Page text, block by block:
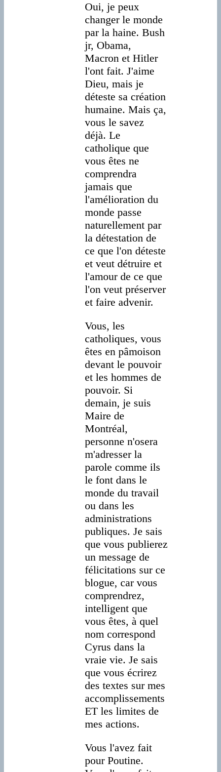
Oui, je peux
changer le monde
par la haine. Bush
jr, Obama,
Macron et Hitler
l'ont fait. J'aime
Dieu, mais je
déteste sa création
humaine. Mais ça,
vous le savez
déjà. Le
catholique que
vous êtes ne
comprendra
jamais que
l'amélioration du
monde passe
naturellement par
la détestation de
ce que l'on déteste
et veut détruire et
l'amour de ce que
l'on veut préserver
et faire advenir.
Vous, les
catholiques, vous
êtes en pâmoison
devant le pouvoir
et les hommes de
pouvoir. Si
demain, je suis
Maire de
Montréal,
personne n'osera
m'adresser la
parole comme ils
le font dans le
monde du travail
ou dans les
administrations
publiques. Je sais
que vous publierez
un message de
félicitations sur ce
blogue, car vous
comprendrez,
intelligent que
vous êtes, à quel
nom correspond
Cyrus dans la
vraie vie. Je sais
que vous écrirez
des textes sur mes
accomplissements
ET les limites de
mes actions.
Vous l'avez fait
pour Poutine.